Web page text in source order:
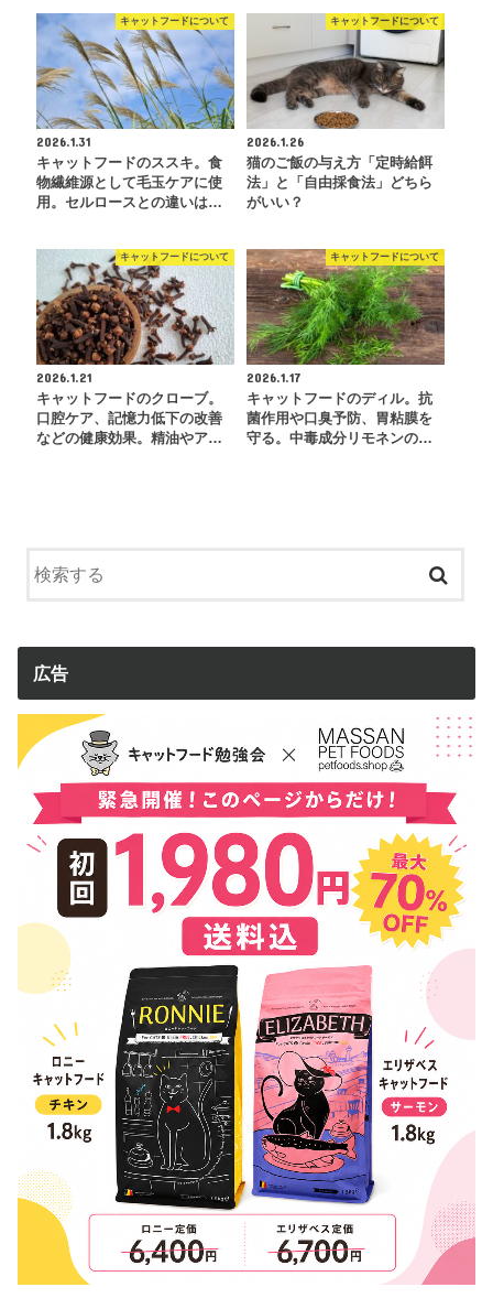
キャットフードについて
2026.1.31
キャットフードのススキ。食
物繊維源として毛玉ケアに使
用。セルロースとの違いは…
キャットフードについて
2026.1.26
猫のご飯の与え方「定時給餌
法」と「自由採食法」どちら
がいい？
キャットフードについて
2026.1.21
キャットフードのクローブ。
口腔ケア、記憶力低下の改善
などの健康効果。精油やア…
キャットフードについて
2026.1.17
キャットフードのディル。抗
菌作用や口臭予防、胃粘膜を
守る。中毒成分リモネンの…
広告